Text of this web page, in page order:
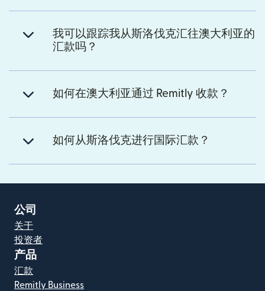
我可以跟踪我从斯洛伐克汇往澳大利亚的
汇款吗？
如何在澳大利亚通过 Remitly 收款？
如何从斯洛伐克进行国际汇款？
公司
关于
投资者
产品
汇款
Remitly Business